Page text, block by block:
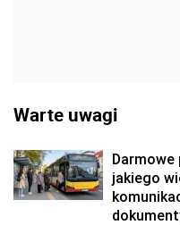
Warte uwagi
jakiego